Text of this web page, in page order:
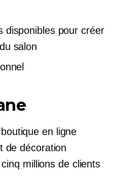
disponibles pour créer
salon
en ligne
de décoration
millions de clients